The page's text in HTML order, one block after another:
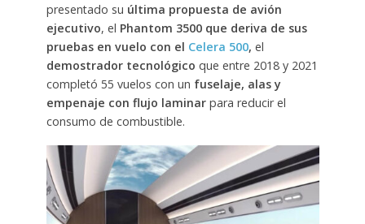
presentado su última propuesta de avión
ejecutivo, el Phantom 3500 que deriva de sus
pruebas en vuelo con el Celera 500, el
demostrador tecnológico que entre 2018 y 2021
completó 55 vuelos con un fuselaje, alas y
empenaje con flujo laminar para reducir el
consumo de combustible.